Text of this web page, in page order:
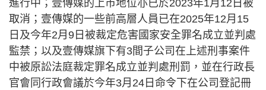
進行中；壹傳媒的上市地位亦已於2023年1月12日被
取消；壹傳媒的一些前高層人員已在2025年12月15
日及今年2月9日被裁定危害國家安全罪名成立並判處
監禁；以及壹傳媒旗下有3間子公司在上述刑事案件
中被原訟法庭裁定罪名成立並判處刑罰，並在行政長
官會同行政會議於今年3月24日命令下在公司登記冊